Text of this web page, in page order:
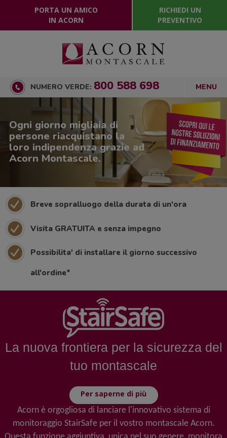
PORTA UN AMICO
IN ACORN
RICHIEDI UN
PREVENTIVO
NUMERO VERDE: 800 588 698
Ogni giorno migliaia di
persone riacquistano la
loro indipendenza grazie ad
Acorn Montascale.
Breve sopralluogo della durata di un'ora
Visita GRATUITA e senza impegno
Possibilita' di installare il giorno successivo
all'ordine*
La nuova frontiera per la sicurezza del
tuo montascale
Per saperne di più
Acorn è orgogliosa di lanciare l'innovativo sistema di
monitoraggio StairSafe per il vostro montascale Acorn.